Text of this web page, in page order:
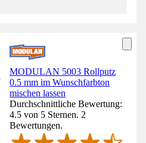
MODULAN 5003 Rollputz
0.5 mm im Wunschfarbton
mischen lassen
Durchschnittliche Bewertung:
4.5 von 5 Sternen. 2
Bewertungen.